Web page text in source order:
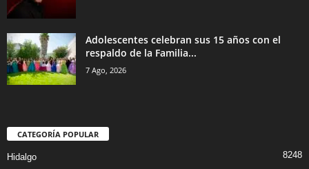
Adolescentes celebran sus 15 años con el
respaldo de la Familia...
7 Ago, 2026
CATEGORÍA POPULAR
Hidalgo 8248